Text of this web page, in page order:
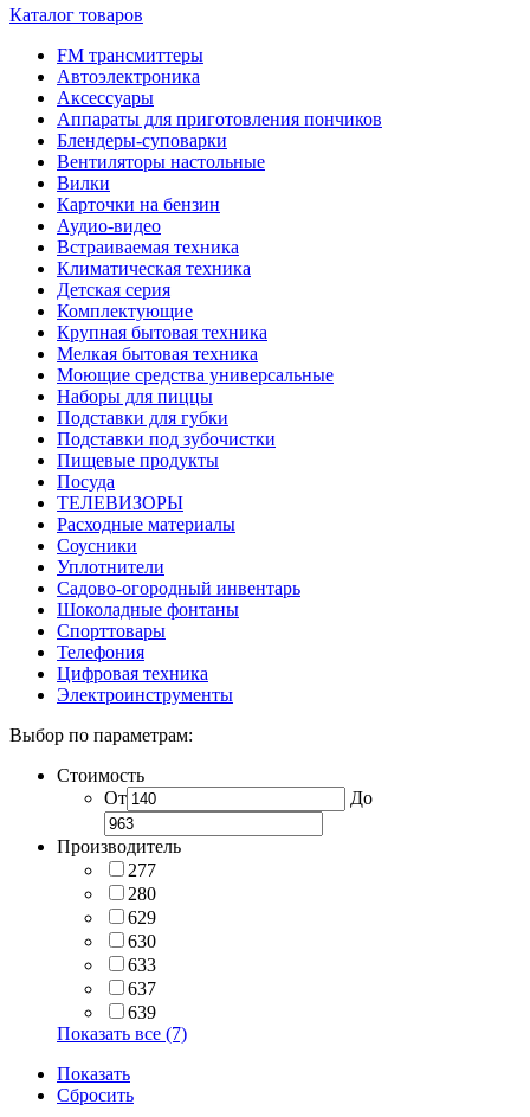
Каталог товаров
FM трансмиттеры
Автоэлектроника
Аксессуары
Аппараты для приготовления пончиков
Блендеры-суповарки
Вентиляторы настольные
Вилки
Карточки на бензин
Аудио-видео
Встраиваемая техника
Климатическая техника
Детская серия
Комплектующие
Крупная бытовая техника
Мелкая бытовая техника
Моющие средства универсальные
Наборы для пиццы
Подставки для губки
Подставки под зубочистки
Пищевые продукты
Посуда
ТЕЛЕВИЗОРЫ
Расходные материалы
Соусники
Уплотнители
Садово-огородный инвентарь
Шоколадные фонтаны
Спорттовары
Телефония
Цифровая техника
Электроинструменты
Выбор по параметрам:
Стоимость
От
До
Производитель
277
280
629
630
633
637
639
Показать все (7)
Показать
Сбросить